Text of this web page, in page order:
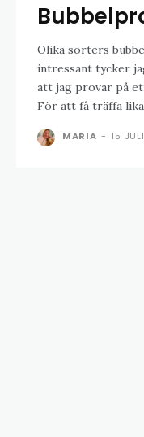
Olika sorters
intressant tycker
att jag provar på
För att få träffa
MARIA - 15